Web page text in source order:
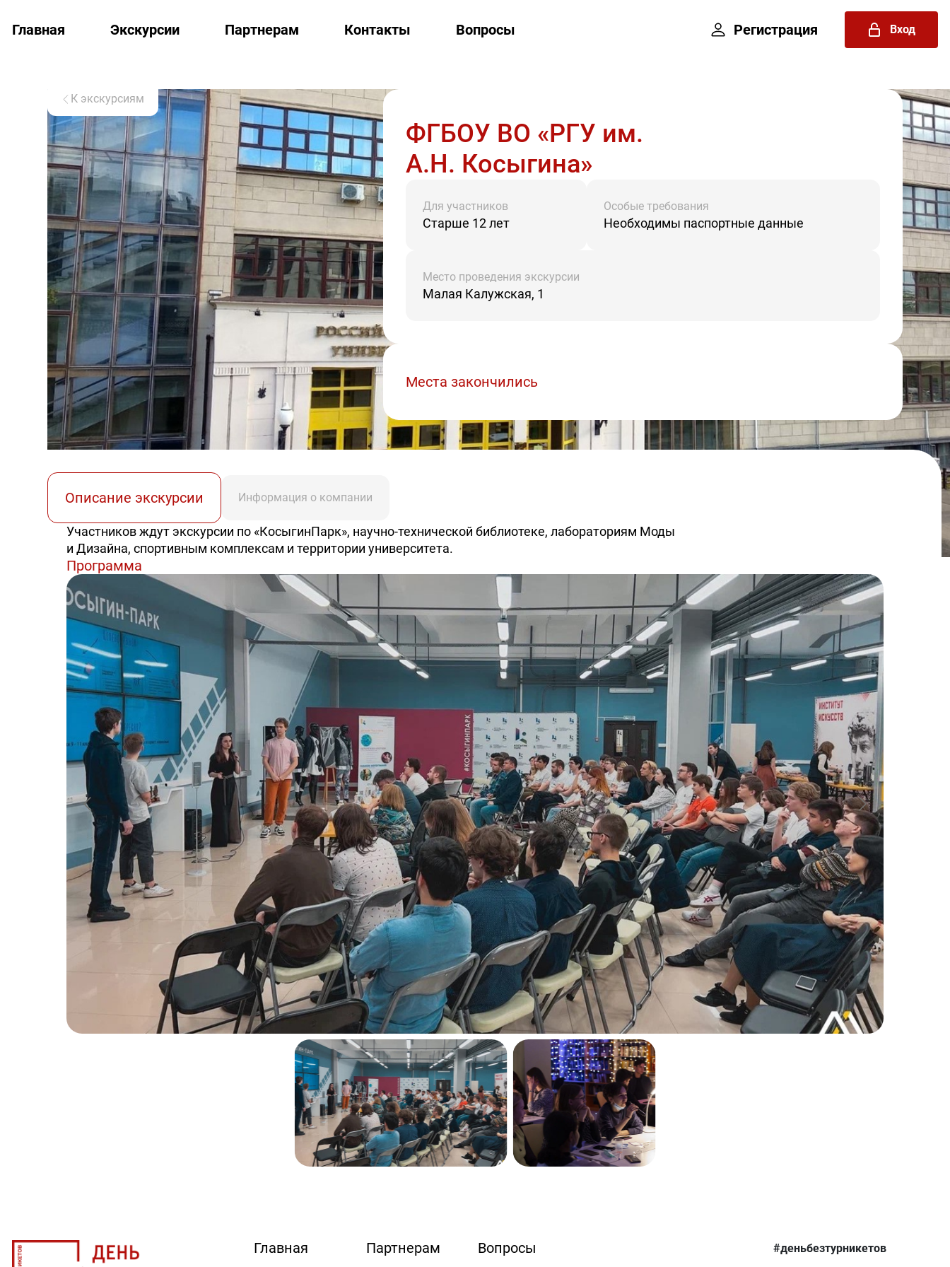
Главная Экскурсии Партнерам Контакты Вопросы Регистрация Вход
К экскурсиям
ФГБОУ ВО «РГУ им.
А.Н. Косыгина»
Для участников
Старше 12 лет
Особые требования
Необходимы паспортные данные
Место проведения экскурсии
Малая Калужская, 1
Места закончились
Описание экскурсии Информация о компании
Участников ждут экскурсии по «КосыгинПарк», научно-технической библиотеке, лабораториям Моды
и Дизайна, спортивным комплексам и территории университета.
Программа
Главная Партнерам Вопросы #деньбезтурникетов